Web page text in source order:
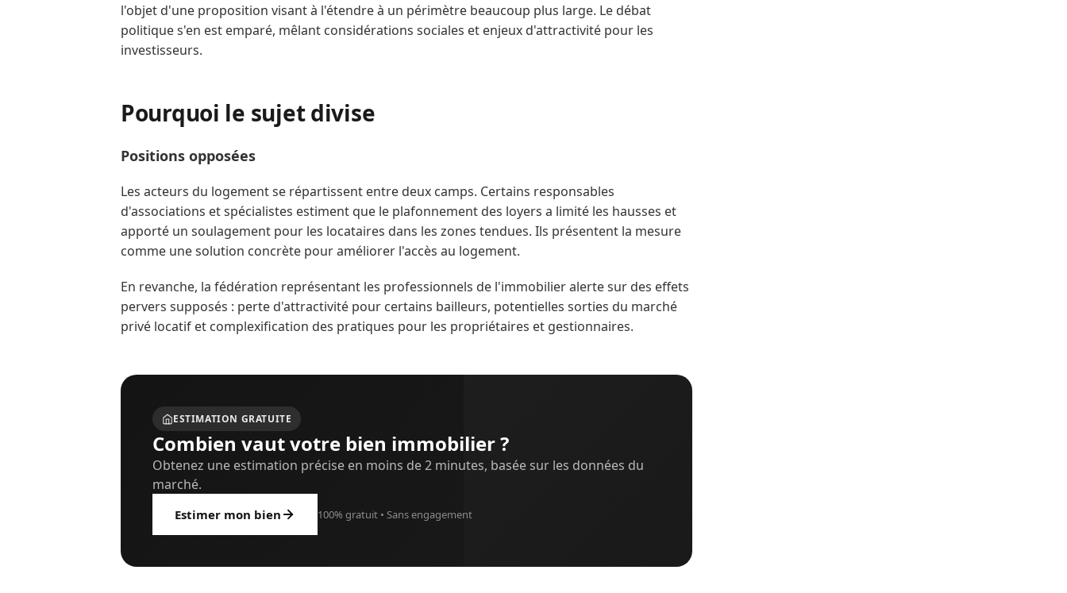
l'objet d'une proposition visant à l'étendre à un périmètre beaucoup plus large. Le débat
politique s'en est emparé, mêlant considérations sociales et enjeux d'attractivité pour les
investisseurs.
Pourquoi le sujet divise
Positions opposées
Les acteurs du logement se répartissent entre deux camps. Certains responsables
d'associations et spécialistes estiment que le plafonnement des loyers a limité les hausses et
apporté un soulagement pour les locataires dans les zones tendues. Ils présentent la mesure
comme une solution concrète pour améliorer l'accès au logement.
En revanche, la fédération représentant les professionnels de l'immobilier alerte sur des effets
pervers supposés : perte d'attractivité pour certains bailleurs, potentielles sorties du marché
privé locatif et complexification des pratiques pour les propriétaires et gestionnaires.
ESTIMATION GRATUITE
Combien vaut votre bien immobilier ?
Obtenez une estimation précise en moins de 2 minutes, basée sur les données du
marché.
Estimer mon bien 100% gratuit • Sans engagement